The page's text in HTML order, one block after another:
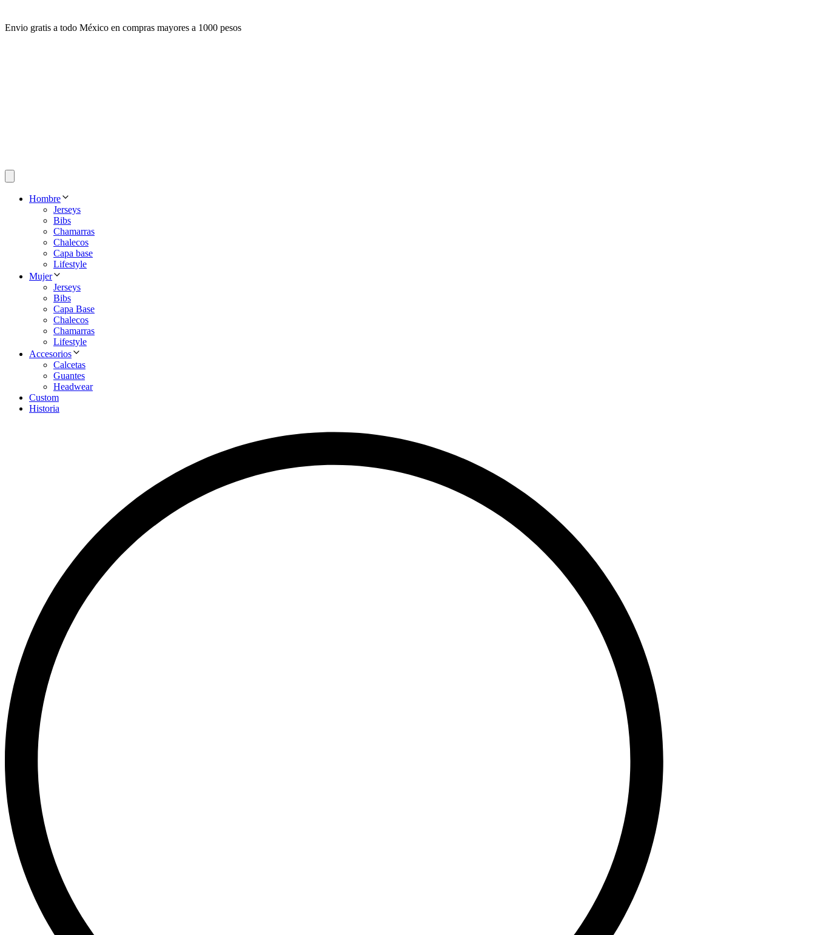
Envio gratis a todo México en compras mayores a 1000 pesos
Hombre
Jerseys
Bibs
Chamarras
Chalecos
Capa base
Lifestyle
Mujer
Jerseys
Bibs
Capa Base
Chalecos
Chamarras
Lifestyle
Accesorios
Calcetas
Guantes
Headwear
Custom
Historia